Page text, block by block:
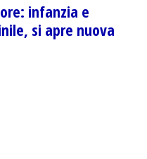
infanzia e
si apre nuova